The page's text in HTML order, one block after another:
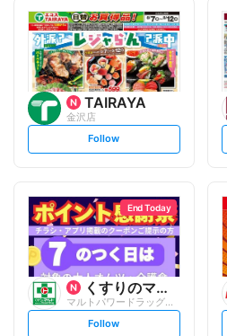
l
o
w
TAIRAYA
金沢店
s
t
l
o
w
Follow
End Today
くすりのマルト
s
Follow